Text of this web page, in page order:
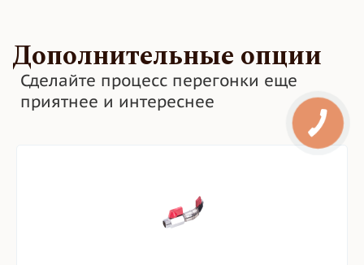
Дополнительные опции
Сделайте процесс перегонки еще
приятнее и интереснее